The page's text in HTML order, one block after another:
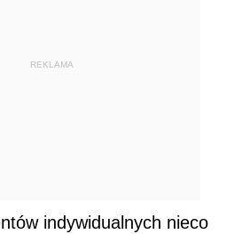
REKLAMA
indywidualnych nieco